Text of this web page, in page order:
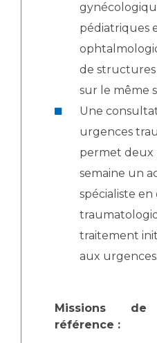
Les Comités Locaux des
Le projet des usagers
Nos indicateurs qualité et
Protection des
Lieu de santé sans
Rôles et missions
Liste des marchés conclus
Documents utiles
pédiatriques
de structures
sur le même
Une
urgences
permet deux
semaine un
spécialiste
traitement
aux urgences.
Missions
référence :